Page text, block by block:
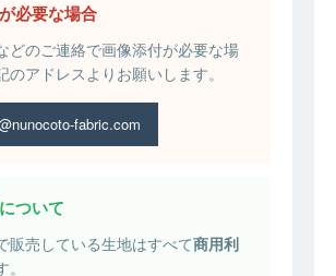
必要な場合
どのご連絡で画像添付が必要な場
のアドレスよりお願いします。
fabric.com
ついて
販売している生地はすべて商用利